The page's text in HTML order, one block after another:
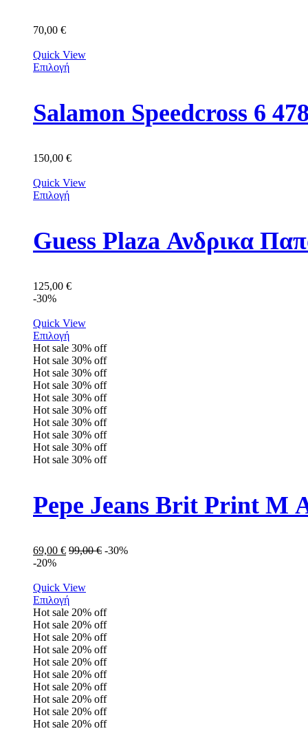
70,00 €
Quick View
Επιλογή
Salamon Speedcross 6
150,00 €
Quick View
Επιλογή
Guess Plaza Ανδρικα
125,00 €
-30%
Quick View
Επιλογή
Hot sale 30% off
Hot sale 30% off
Hot sale 30% off
Hot sale 30% off
Hot sale 30% off
Hot sale 30% off
Hot sale 30% off
Hot sale 30% off
Hot sale 30% off
Hot sale 30% off
Pepe Jeans Brit Print M
69,00 € 99,00€ -30%
-20%
Quick View
Επιλογή
Hot sale 20% off
Hot sale 20% off
Hot sale 20% off
Hot sale 20% off
Hot sale 20% off
Hot sale 20% off
Hot sale 20% off
Hot sale 20% off
Hot sale 20% off
Hot sale 20% off